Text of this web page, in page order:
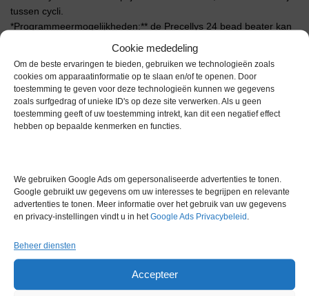
Cookie mededeling
Om de beste ervaringen te bieden, gebruiken we technologieën zoals
cookies om apparaatinformatie op te slaan en/of te openen. Door
toestemming te geven voor deze technologieën kunnen we gegevens
zoals surfgedrag of unieke ID's op deze site verwerken. Als u geen
toestemming geeft of uw toestemming intrekt, kan dit een negatief effect
hebben op bepaalde kenmerken en functies.
We gebruiken Google Ads om gepersonaliseerde advertenties te tonen.
Google gebruikt uw gegevens om uw interesses te begrijpen en relevante
advertenties te tonen. Meer informatie over het gebruik van uw gegevens
en privacy-instellingen vindt u in hetGoogle Ads Privacybeleid .
Beheer diensten
Accepteer
tussen cycli.
*Programmeermogelijkheden:** de Precellys 24 bead beater kan
*Temperatuurbereik:** werkt tussen 4 °C en 30 °C om
temperatuurgevoelige analyten te beschermen.
*Contaminatiecontrole:** wegwerpbuisjes minimaliseren carry-
over in high-throughput laboratoria.
*Robuust ontwerp:** snelkoppelende vergrendelde deksel en
Wissel eenvoudig tussen verschillende bead-types om van zacht
weefsel naar bot te gaan zonder hardware aan te passen op de
cyclustijden van minder dan 2 minuten per batch en goed
reproduceerbare opbrengsten, wat de monstervoorbereiding en
Blocking Plate niet inbegrepen, geleverd als afgebeeld.